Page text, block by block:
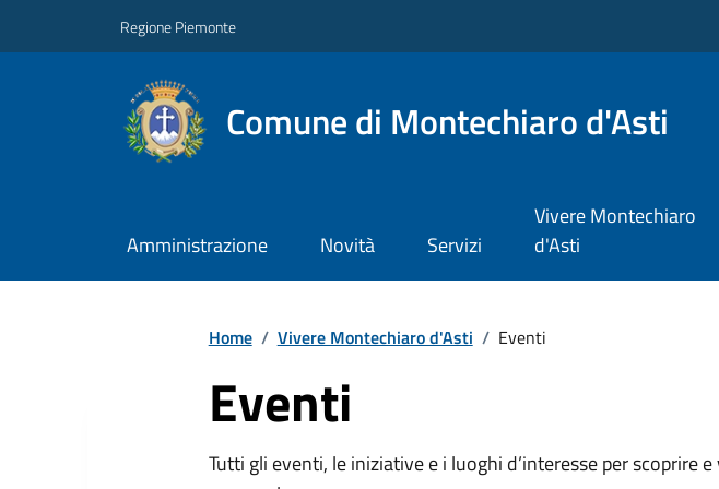
Regione Piemonte
Comune di Montechiaro d'Asti
Amministrazione Novità Servizi
Vivere Montechiaro
d'Asti
Home / Vivere Montechiaro d'Asti / Eventi
Eventi
Tutti gli eventi, le iniziative e i luoghi d’interesse per scoprire